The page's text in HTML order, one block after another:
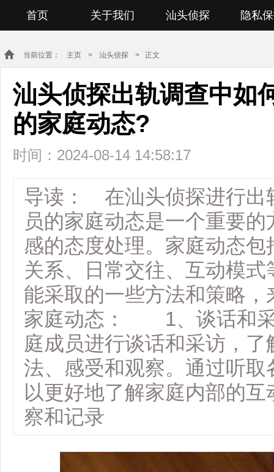
首页 关于我们 汕头侦探 隐私
当前位置： 主页 > 汕头侦探 > 正文
汕头侦探出轨调查中如
的家庭动态?
时间：2024-08-14 14:58:17
导读： 在汕头侦探进行出
员的家庭动态是一个重要
感的态度处理。家庭动态
关系、日常交往、互动模
能采取的一些方法和策略
家庭动态： 1、谈话和
庭成员进行谈话和采访，
法、感受和观察。通过听
以更好地了解家庭内部
察和记录